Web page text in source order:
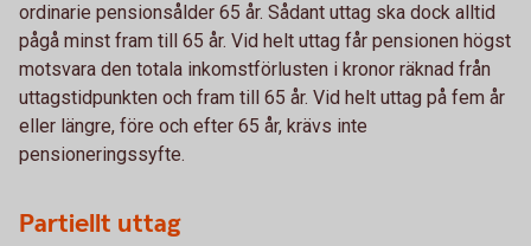
ordinarie pensionsålder 65 år. Sådant uttag ska dock alltid
pågå minst fram till 65 år. Vid helt uttag får pensionen högst
motsvara den totala inkomstförlusten i kronor räknad från
uttagstidpunkten och fram till 65 år. Vid helt uttag på fem år
eller längre, före och efter 65 år, krävs inte
pensioneringssyfte.
Partiellt uttag